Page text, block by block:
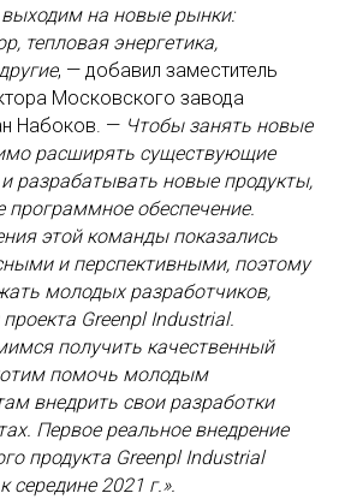
на новые рынки:
тепловая энергетика,
, — добавил заместитель
Московского завода
Набоков. — Чтобы занять новые
расширять существующие
разрабатывать новые продукты,
программное обеспечение.
этой команды показались
и перспективными, поэтому
молодых разработчиков,
Greenpl Industrial.
получить качественный
помочь молодым
внедрить свои разработки
Первое реальное внедрение
продукта Greenpl Industrial
2021 г.».